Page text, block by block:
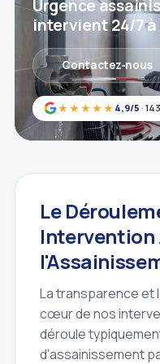
★★★★★ 4,9/5 ·
Urgence
intervient 24/7 à
Contactez‑nous
Le
Intervention
La transparence et
cœur de nos
déroule
d'assainissement